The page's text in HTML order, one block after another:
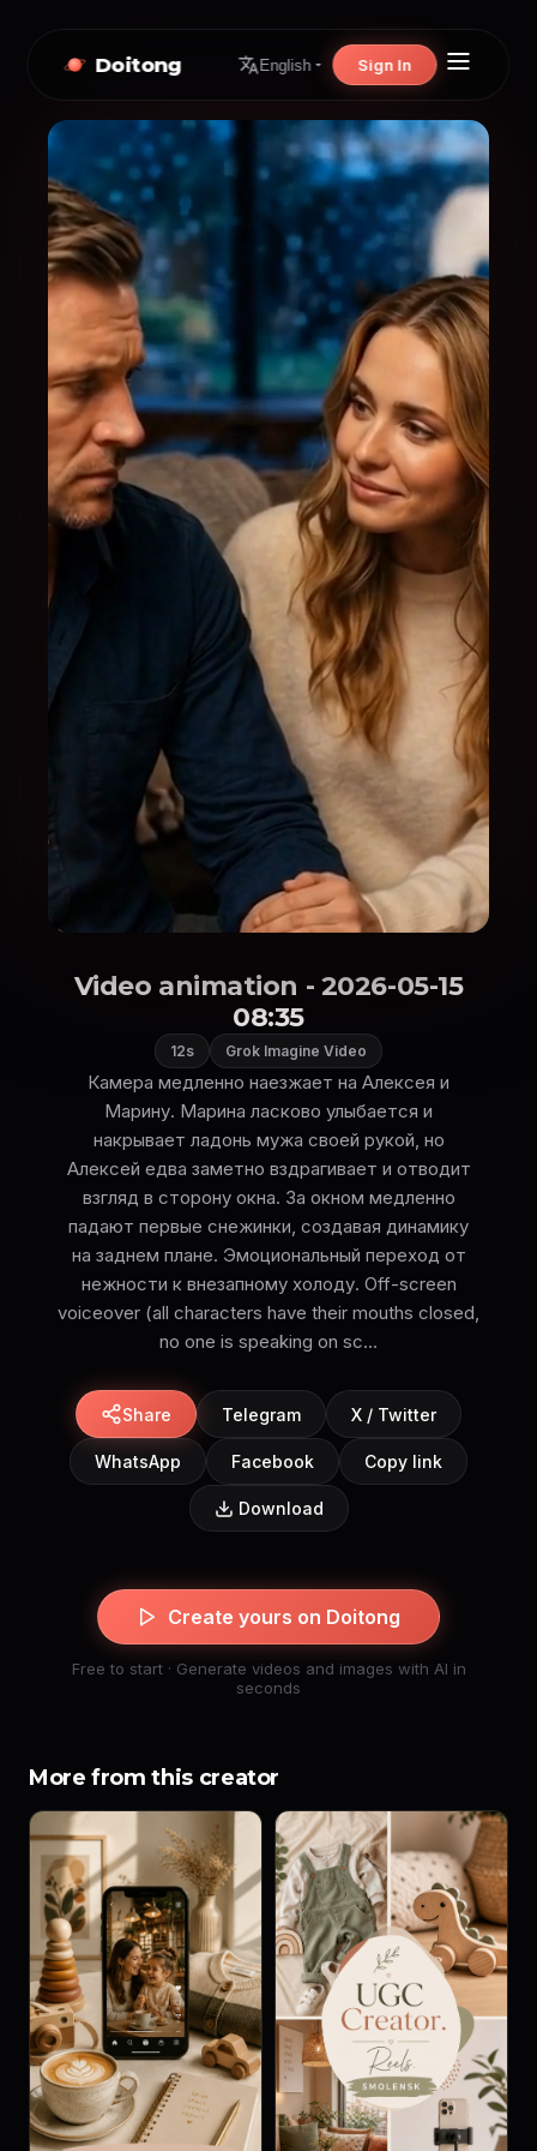
Doitong English Sign In
Video animation - 2026-05-15
08:35
12s Grok Imagine Video
Камера медленно наезжает на Алексея и
Марину. Марина ласково улыбается и
накрывает ладонь мужа своей рукой, но
Алексей едва заметно вздрагивает и отводит
взгляд в сторону окна. За окном медленно
падают первые снежинки, создавая динамику
на заднем плане. Эмоциональный переход от
нежности к внезапному холоду. Off-screen
voiceover (all characters have their mouths closed,
no one is speaking on sc...
Share Telegram X / Twitter
WhatsApp Facebook Copy link
Download
Create yours on Doitong
Free to start · Generate videos and images with AI in
seconds
More from this creator